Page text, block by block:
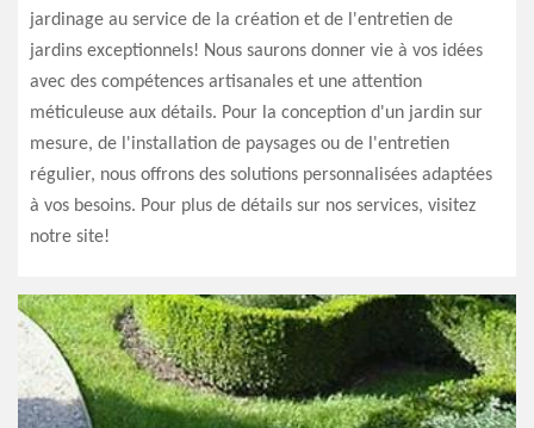
jardinage au service de la création et de l'entretien de
jardins exceptionnels! Nous saurons donner vie à vos idées
avec des compétences artisanales et une attention
méticuleuse aux détails. Pour la conception d'un jardin sur
mesure, de l'installation de paysages ou de l'entretien
régulier, nous offrons des solutions personnalisées adaptées
à vos besoins. Pour plus de détails sur nos services, visitez
notre site!